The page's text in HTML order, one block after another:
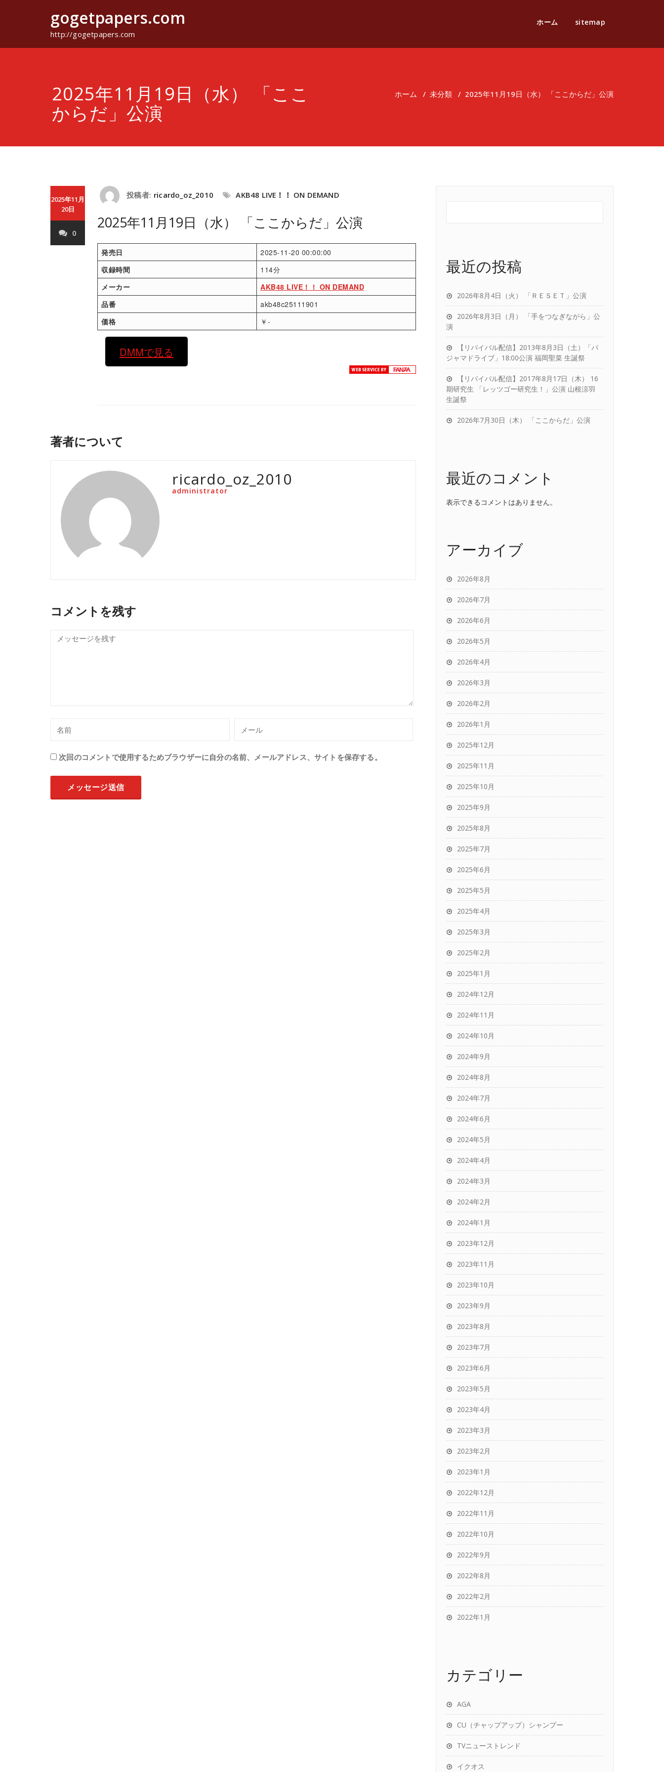
gogetpapers.com
http://gogetpapers.com
ホーム sitemap
2025年11月19日（水） 「ここ
からだ」公演
ホーム / 未分類 / 2025年11月19日（水） 「ここからだ」公演
2025年11月
20日
0
投稿者: ricardo_oz_2010 AKB48 LIVE！！ ON DEMAND
2025年11月19日（水） 「ここからだ」公演
発売日
2025-11-20 00:00:00
収録時間
114分
メーカー
AKB48 LIVE！！ ON DEMAND
品番
akb48c25111901
価格
￥-
DMMで見る
著者について
ricardo_oz_2010
administrator
コメントを残す
次回のコメントで使用するためブラウザーに自分の名前、メールアドレス、サイトを保存する。
最近の投稿
2026年8月4日（火） 「ＲＥＳＥＴ」公演
2026年8月3日（月） 「手をつなぎながら」公
演
【リバイバル配信】2013年8月3日（土）「パ
ジャマドライブ」18:00公演 福岡聖菜 生誕祭
【リバイバル配信】2017年8月17日（木） 16
期研究生 「レッツゴー研究生！」公演 山根涼羽
生誕祭
2026年7月30日（木） 「ここからだ」公演
最近のコメント
表示できるコメントはありません。
アーカイブ
2026年8月
2026年7月
2026年6月
2026年5月
2026年4月
2026年3月
2026年2月
2026年1月
2025年12月
2025年11月
2025年10月
2025年9月
2025年8月
2025年7月
2025年6月
2025年5月
2025年4月
2025年3月
2025年2月
2025年1月
2024年12月
2024年11月
2024年10月
2024年9月
2024年8月
2024年7月
2024年6月
2024年5月
2024年4月
2024年3月
2024年2月
2024年1月
2023年12月
2023年11月
2023年10月
2023年9月
2023年8月
2023年7月
2023年6月
2023年5月
2023年4月
2023年3月
2023年2月
2023年1月
2022年12月
2022年11月
2022年10月
2022年9月
2022年8月
2022年2月
2022年1月
カテゴリー
AGA
CU（チャップアップ）シャンプー
TVニューストレンド
イクオス